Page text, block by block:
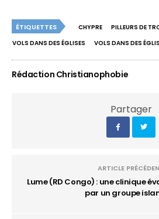
ÉTIQUETTES CHYPRE
PILLEURS DE
VOLS DANS DES ÉGLISES
VOLS DANS DES
Rédaction Christianophobie
Partager
ARTICLE
Lume (RD Congo) : une clinique
par un groupe